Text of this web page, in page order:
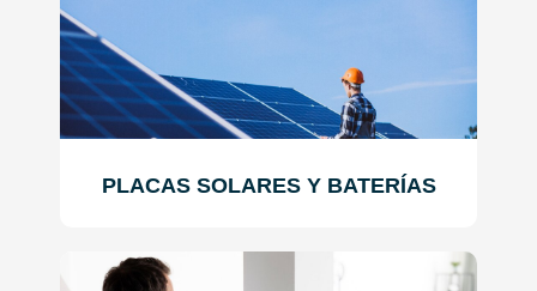
PLACAS SOLARES Y BATERÍAS